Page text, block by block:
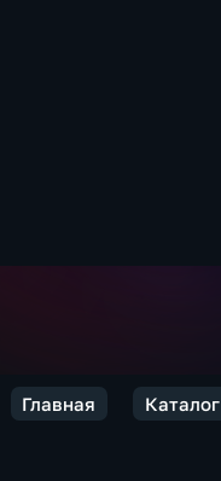
Главная Каталог